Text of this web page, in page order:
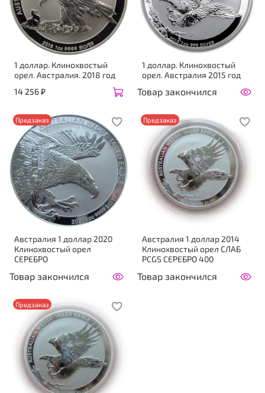
1 доллар. Клинохвостый
орел. Австралия. 2018 год
14 256 ₽
1 доллар. Клинохвостый
орел. Австралия 2015 год
Товар закончился
Предзаказ
Австралия 1 доллар 2020
Клинохвостый орел
СЕРЕБРО
Товар закончился
Предзаказ
Австралия 1 доллар 2014
Клинохвостый орел СЛАБ
PCGS СЕРЕБРО 400
Товар закончился
Предзаказ